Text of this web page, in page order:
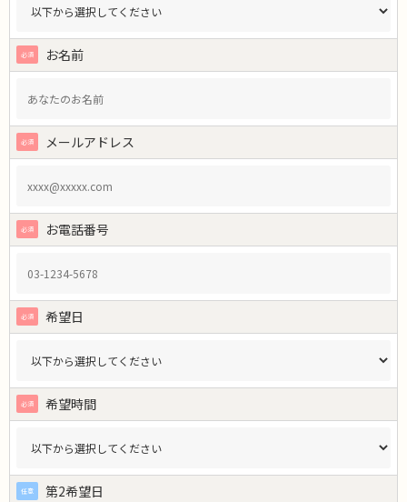
お名前
メールアドレス
お電話番号
希望日
希望時間
第2希望日